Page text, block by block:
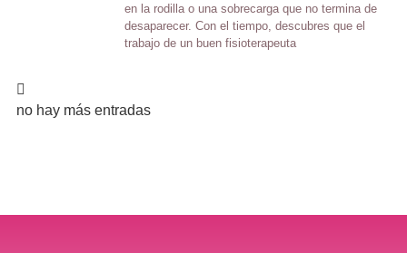
en la rodilla o una sobrecarga que no termina de
desaparecer. Con el tiempo, descubres que el
trabajo de un buen fisioterapeuta
no hay más entradas